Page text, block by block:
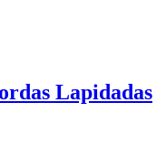
Lapidadas